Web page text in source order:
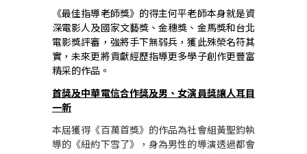
《最佳指導老師獎》的得主何平老師本身就是資
深電影人及國家文藝獎、金穗獎、金馬獎和台北
電影獎評審，強將手下無弱兵，獲此殊榮名符其
實，未來更將貢獻經歷指導更多學子創作更豐富
精采的作品。
首獎及中華電信合作獎及男、女演員獎讓人耳目
一新
本屆獲得《百萬首獎》的作品為社會組黃聖鈞執
導的《紐約下雪了》，身為男性的導演透過都會